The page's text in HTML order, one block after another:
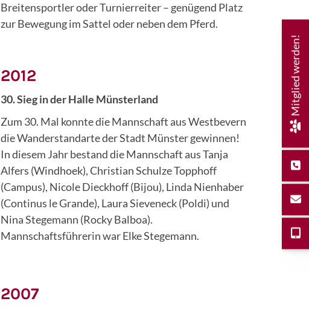
Breitensportler oder Turnierreiter – genügend Platz
zur Bewegung im Sattel oder neben dem Pferd.
2012
30. Sieg in der Halle Münsterland
Zum 30. Mal konnte die Mannschaft aus Westbevern
die Wanderstandarte der Stadt Münster gewinnen!
In diesem Jahr bestand die Mannschaft aus Tanja
Alfers (Windhoek), Christian Schulze Topphoff
(Campus), Nicole Dieckhoff (Bijou), Linda Nienhaber
(Continus le Grande), Laura Sieveneck (Poldi) und
Nina Stegemann (Rocky Balboa).
Mannschaftsführerin war Elke Stegemann.
2007
Mitglied werden!